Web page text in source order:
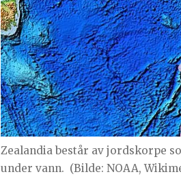
Zealandia består av jordskorpe
under vann. (Bilde: NOAA,